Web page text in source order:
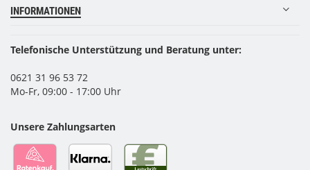
INFORMATIONEN
Telefonische Unterstützung und Beratung unter:
0621 31 96 53 72
Mo-Fr, 09:00 - 17:00 Uhr
Unsere Zahlungsarten